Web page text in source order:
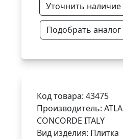
Уточнить наличие
Подобрать аналог
Код товара: 43475
Производитель:
CONCORDE ITALY
Вид изделия: Плитка